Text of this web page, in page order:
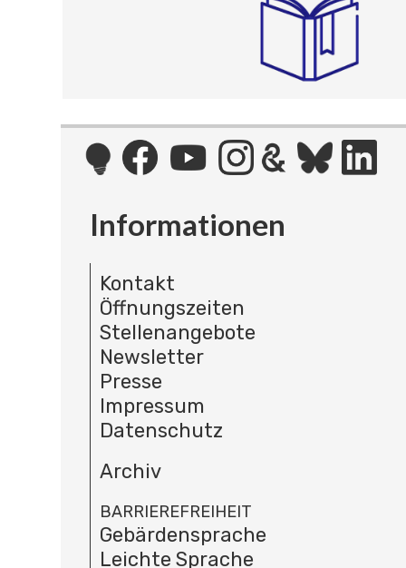
Informationen
Kontakt
Öffnungszeiten
Stellenangebote
Newsletter
Presse
Impressum
Datenschutz
Archiv
BARRIEREFREIHEIT
Gebärdensprache
Leichte Sprache